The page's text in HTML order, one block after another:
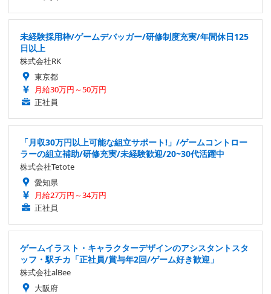
未経験採用枠/ゲームデバッガー/研修制度充実/年間休日125
日以上
株式会社RK
東京都
月給30万円～50万円
正社員
「月収30万円以上可能な組立サポート!」/ゲームコントロー
ラーの組立補助/研修充実/未経験歓迎/20~30代活躍中
株式会社Tetote
愛知県
月給27万円～34万円
正社員
ゲームイラスト・キャラクターデザインのアシスタントスタ
ッフ・駅チカ「正社員/賞与年2回/ゲーム好き歓迎」
株式会社alBee
大阪府